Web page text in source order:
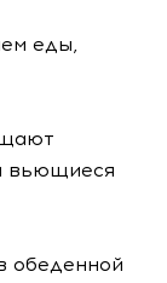
еды,
вьющиеся
обеденной